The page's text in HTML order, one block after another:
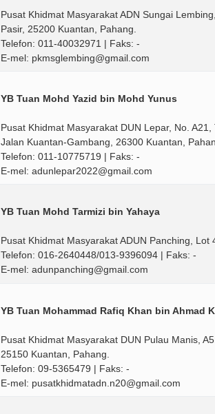
Pusat Khidmat Masyarakat ADN Sungai
Pasir, 25200 Kuantan, Pahang.
Telefon: 011-40032971 | Faks: -
E-mel: pkmsglembing@gmail.com
YB Tuan Mohd Yazid bin Mohd Yunus
Pusat Khidmat Masyarakat DUN Lepar, No.
Jalan Kuantan-Gambang, 26300 Kuantan,
Telefon: 011-10775719 | Faks: -
E-mel: adunlepar2022@gmail.com
YB Tuan Mohd Tarmizi bin Yahaya
Pusat Khidmat Masyarakat ADUN Panching,
Telefon: 016-2640448/013-9396094 | Faks: -
E-mel: adunpanching@gmail.com
YB Tuan Mohammad Rafiq Khan bin Ahmad
Pusat Khidmat Masyarakat DUN Pulau Manis,
25150 Kuantan, Pahang.
Telefon: 09-5365479 | Faks: -
E-mel: pusatkhidmatadn.n20@gmail.com